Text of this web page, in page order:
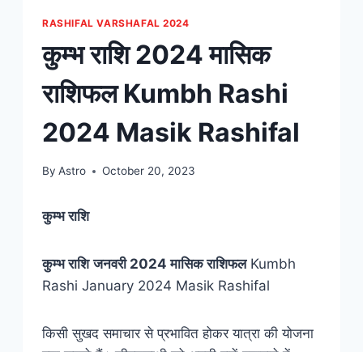
RASHIFAL VARSHAFAL 2024
कुम्भ राशि 2024 मासिक
राशिफल Kumbh Rashi
2024 Masik Rashifal
By Astro October 20, 2023
कुम्भ राशि
कुम्भ राशि जनवरी 2024 मासिक राशिफलKumbh
Rashi January 2024 Masik Rashifal
किसी सुखद समाचार से प्रभावित होकर यात्रा की योजना